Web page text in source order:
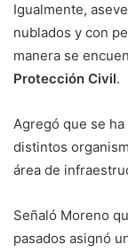
Igualmente,
nublados y con
manera se
Protección Civil.
Agregó que se
distintos
área de
Señaló Moreno
pasados asignó